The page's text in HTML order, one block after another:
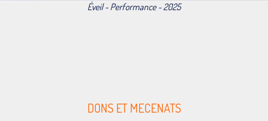
Éveil - Performance - 2025
DONS ET MECENATS